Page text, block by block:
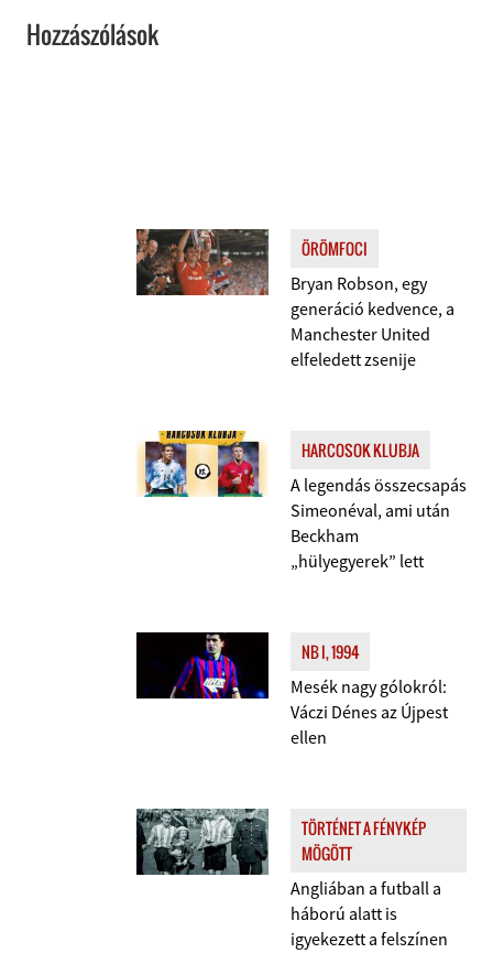
Hozzászólások
ÖRÖMFOCI
Bryan Robson, egy
generáció kedvence, a
Manchester United
elfeledett zsenije
HARCOSOK KLUBJA
A legendás összecsapás
Simeonéval, ami után
Beckham
„hülyegyerek” lett
NB I, 1994
Mesék nagy gólokról:
Váczi Dénes az Újpest
ellen
TÖRTÉNET A FÉNYKÉP
MÖGÖTT
Angliában a futball a
háború alatt is
igyekezett a felszínen